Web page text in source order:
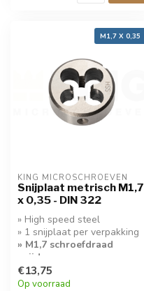
M1,7 X 0,35
KING MICROSCHROEVEN
Snijplaat metrisch M1,7
x 0,35 - DIN 322
» High speed steel
» 1 snijplaat per verpakking
» M1,7 schroefdraad
snijden
€13,75
Op voorraad